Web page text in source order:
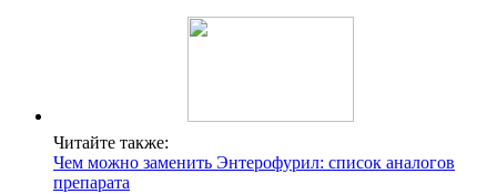
Читайте также:
Чем можно заменить Энтерофурил: список аналогов
препарата